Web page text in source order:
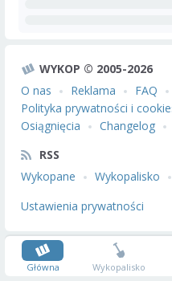
WYKOP © 2005-2026
O nas
Reklama FAQ
Polityka prywatności i
Osiągnięcia
Changelog
RSS
Wykopane
Wykopalisko
Ustawienia prywatności
Główna Wykopalisko